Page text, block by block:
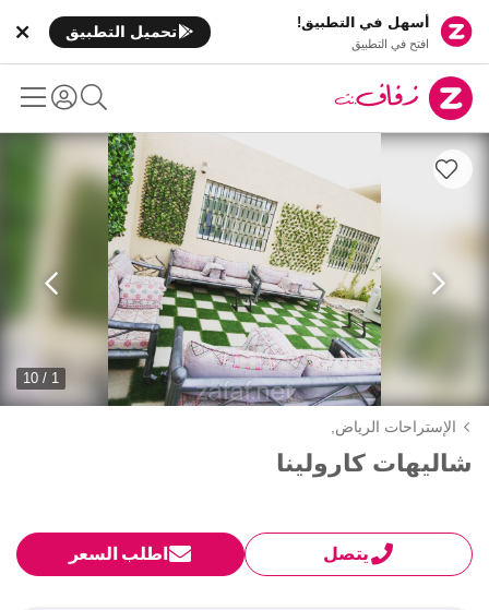
أسهل في التطبيق!
افتح في التطبيق
تحميل التطبيق
1 / 10
الإستراحات الرياض,
شاليهات كارولينا
يتصل اطلب السعر